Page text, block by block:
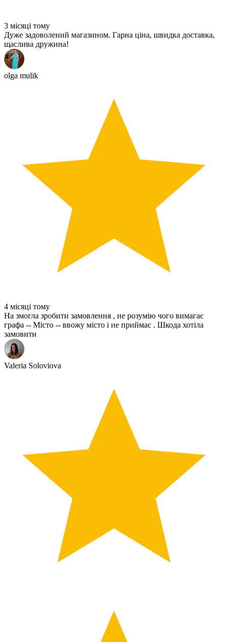
3 місяці тому
Дуже задоволений магазином. Гарна ціна, швидка доставка,
щаслива дружина!
olga mulik
4 місяці тому
На змогла зробити замовлення , не розумію чого вимагає
графа -- Місто -- ввожу місто і не приймає . Шкода хотіла
замовити
Valeria Soloviova